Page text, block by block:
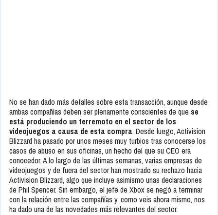
No se han dado más detalles sobre esta transacción, aunque desde
ambas compañías deben ser plenamente conscientes de que se
está produciendo un terremoto en el sector de los
videojuegos a causa de esta compra. Desde luego, Activision
Blizzard ha pasado por unos meses muy turbios tras conocerse los
casos de abuso en sus oficinas, un hecho del que su CEO era
conocedor. A lo largo de las últimas semanas, varias empresas de
videojuegos y de fuera del sector han mostrado su rechazo hacia
Activision Blizzard, algo que incluye asimismo unas declaraciones
de Phil Spencer. Sin embargo, el jefe de Xbox se negó a terminar
con la relación entre las compañías y, como veis ahora mismo, nos
ha dado una de las novedades más relevantes del sector.